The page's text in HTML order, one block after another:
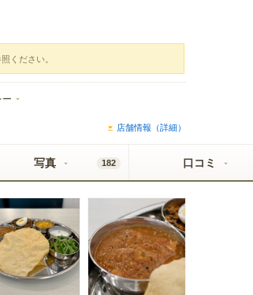
ください。
店舗情報（詳細）
写真 182 口コミ